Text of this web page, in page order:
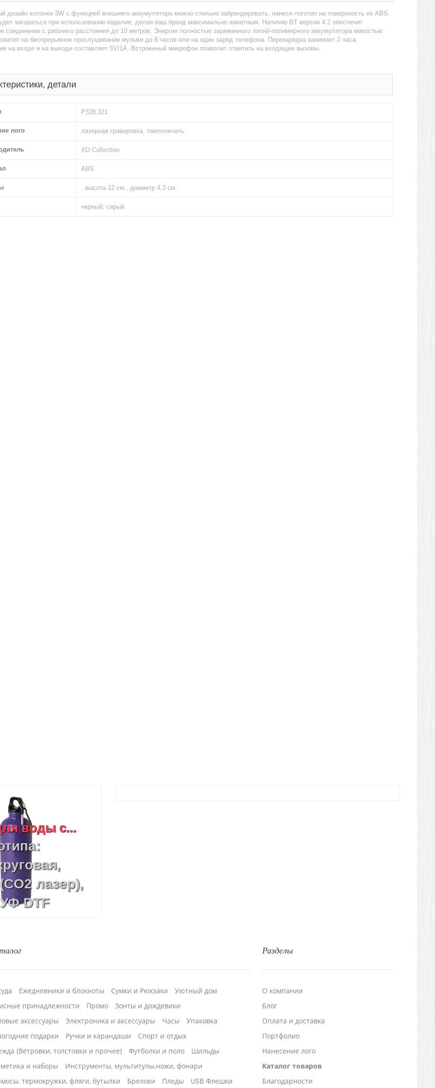
дизайн колонки 3W с функцией внешнего аккумулятора можно стильно забрендировать, нанеся логотип на поверхность из ABS.
загораться при использовании изделия, делая ваш бренд максимально заметным. Наличие BT версии 4.2 обеспечит
соединение с рабочего расстояния до 10 метров. Энергии полностью заряженного литий-полимерного аккумулятора емкостью
на беспрерывное прослушивание музыки до 8 часов или на один заряд телефона. Перезарядка занимает 2 часа.
на входе и на выходе составляет 5V/1A. Встроенный микрофон позволит ответить на входящие вызовы.
детали
P328.321
лого лазерная гравировка, тампопечать
XD Collection
ABS
, высота 12 см., диаметр 4,3 см.
черный; серый
воды с...
лазер),
DTF
Разделы
О компании
Блог
Оплата и доставка
Портфолио
Нанесение лого
Каталог товаров
Благодарности
Ежедневники и блокноты Сумки и Рюкзаки
Уютный дом
принадлежности
Промо
Зонты и дождевики
аксессуары
Электроника и аксессуары Часы
Упаковка
подарки
Ручки и карандаши
Спорт и отдых
(Ветровки, толстовки и прочее)
Футболки и поло
Шильды
и наборы
Инструменты, мультитулы,ножи, фонари
термокружки, фляги, бутылки
Брелоки Пледы USB Флешки